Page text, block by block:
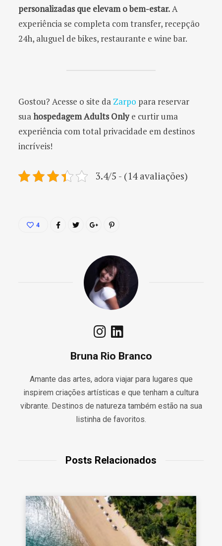
personalizadas que elevam o bem-estar.A
experiência se completa com transfer, recepção
24h, aluguel de bikes, restaurante e wine bar.
Gostou? Acesse o site da Zarpo para reservar
suahospedagem Adults Onlye curtir uma
experiência com total privacidade em destinos
incríveis!
3.4/5 - (14 avaliações)
4
Bruna Rio Branco
Amante das artes, adora viajar para lugares que
inspirem criações artísticas e que tenham a cultura
vibrante. Destinos de natureza também estão na sua
listinha de favoritos.
Posts Relacionados